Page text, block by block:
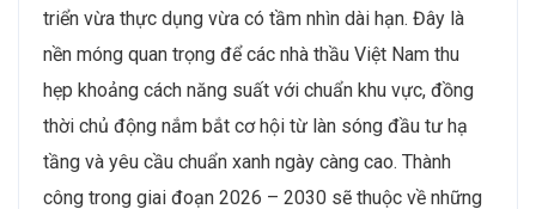
triển vừa thực dụng vừa có tầm nhìn dài hạn. Đây là
nền móng quan trọng để các nhà thầu Việt Nam thu
hẹp khoảng cách năng suất với chuẩn khu vực, đồng
thời chủ động nắm bắt cơ hội từ làn sóng đầu tư hạ
tầng và yêu cầu chuẩn xanh ngày càng cao. Thành
công trong giai đoạn 2026 – 2030 sẽ thuộc về những